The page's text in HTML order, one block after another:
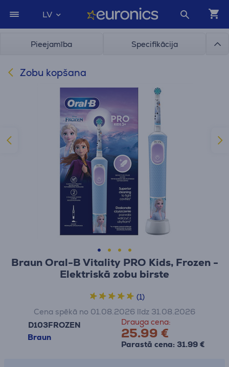
LV
Pieejamība Specifikācija
Zobu kopšana
Braun Oral-B Vitality PRO Kids, Frozen -
Elektriskā zobu birste
D103FROZEN
Braun
Drauga cena:
25.99 €
Parastā cena: 31.99 €
Cena spēkā no 01.08.2026 līdz 31.08.2026
(1)